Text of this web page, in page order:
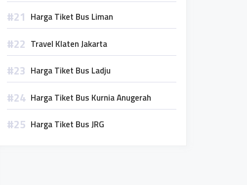
Harga Tiket Bus Liman
Travel Klaten Jakarta
Harga Tiket Bus Ladju
Harga Tiket Bus Kurnia Anugerah
Harga Tiket Bus JRG